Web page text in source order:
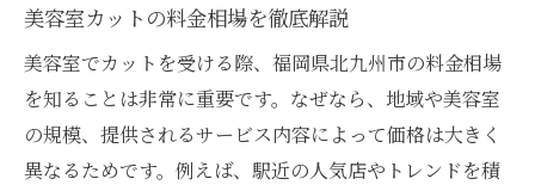
美容室カットの料金相場を徹底解説
美容室でカットを受ける際、福岡県北九州市の料金相場
を知ることは非常に重要です。なぜなら、地域や美容室
の規模、提供されるサービス内容によって価格は大きく
異なるためです。例えば、駅近の人気店やトレンドを積